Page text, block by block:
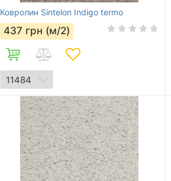
Ковролин Sintelon Indigo termo
437 грн (м/2)